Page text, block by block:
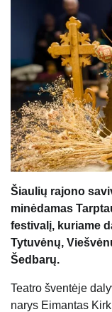
Šiaulių rajono
minėdamas
festivalį, kuriame
Tytuvėnų,
Šedbarų.
Teatro šventėje
narys Eimantas